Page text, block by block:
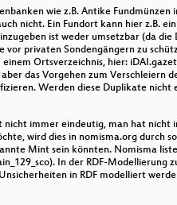
wie z.B. Antike
nicht. Ein Fundort kann hier z.B.
ist weder umsetzbar (da
vor privaten Sondengängern zu
Ortsverzeichnis, hier:
das Vorgehen zum
Werden diese Duplikate
immer eindeutig, man hat nicht
wird dies in nomisma.org durch
Mint sein könnten. Nomisma
In der RDF-
in RDF modelliert